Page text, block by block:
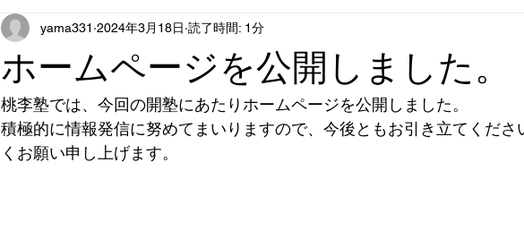
ホームページを公開しました。
yama331 2024年3月18日 読了時間: 1分
桃李塾では、今回の開塾にあたりホームページを公開しました。
積極的に情報発信に努めてまいりますので、今後ともお引き立てくださ
くお願い申し上げます。